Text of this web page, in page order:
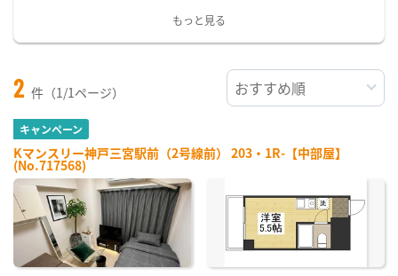
もっと見る
2 件（1/1ページ）
キャンペーン
Kマンスリー神戸三宮駅前（2号線前） 203・1R-【中部屋】
(No.717568)